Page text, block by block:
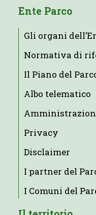
Ente Parco
Gli organi
Normativa di
Il Piano del
Albo telematico
Privacy
Disclaimer
I partner del
I Comuni del